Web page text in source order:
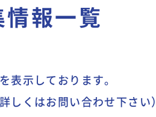
報一覧
表示しております。
しくはお問い合わせ下さい）